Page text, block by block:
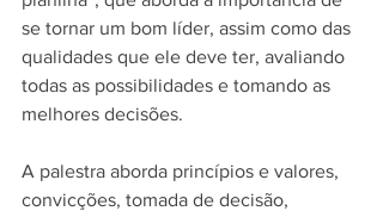
se tornar um bom líder, assim como das
qualidades que ele deve ter, avaliando
todas as possibilidades e tomando as
melhores decisões.
A palestra aborda princípios e valores,
convicções, tomada de decisão,